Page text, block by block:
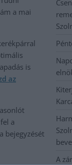
a mai
is
az
a
bejegyzését
A